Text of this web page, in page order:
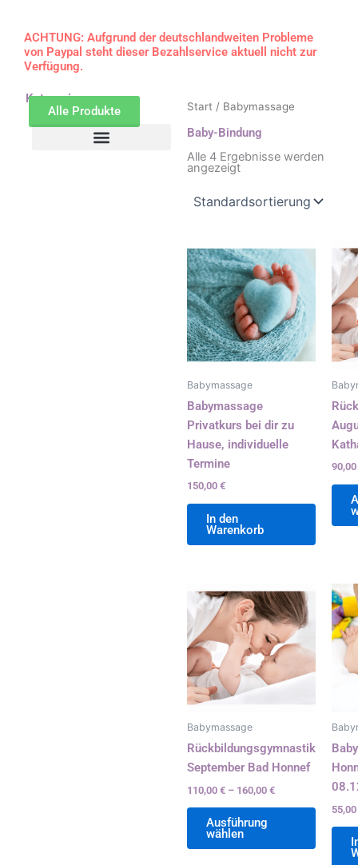
ACHTUNG: Aufgrund der deutschlandweiten Probleme
von Paypal steht dieser Bezahlservice aktuell nicht zur
Verfügung.
Kategorien
Alle Produkte
Start / Babymassage
Baby-Bindung
Alle 4 Ergebnisse werden
angezeigt
Babymassage
Babymassage
Privatkurs bei dir zu
Hause, individuelle
Termine
150,00 €
In den
Warenkorb
90,00
Babymassage
Rückbildungsgymnastik
September Bad Honnef
110,00 € – 160,00 €
Preisspanne:
110,00 €
bis
160,00 €
Ausführung
wählen
Dieses
Produkt
weist
können
der
werden
55,00